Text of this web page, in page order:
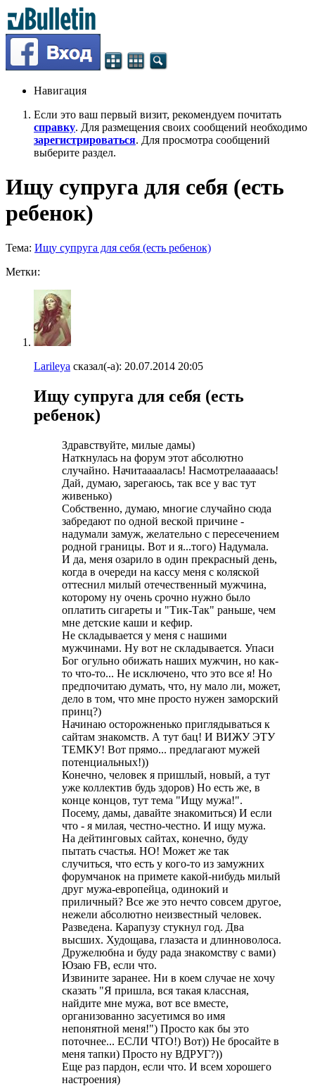
Навигация
Если это ваш первый визит, рекомендуем почитать
справку. Для размещения своих сообщений необходимо
зарегистрироваться. Для просмотра сообщений
выберите раздел.
Ищу супруга для себя (есть
ребенок)
Тема: Ищу супруга для себя (есть ребенок)
Метки:
Larileya сказал(-а): 20.07.2014 20:05
Ищу супруга для себя (есть
ребенок)
Здравствуйте, милые дамы)
Наткнулась на форум этот абсолютно
случайно. Начитаааалась! Насмотрелааааась!
Дай, думаю, зарегаюсь, так все у вас тут
живенько)
Собственно, думаю, многие случайно сюда
забредают по одной веской причине -
надумали замуж, желательно с пересечением
родной границы. Вот и я...того) Надумала.
И да, меня озарило в один прекрасный день,
когда в очереди на кассу меня с коляской
оттеснил милый отечественный мужчина,
которому ну очень срочно нужно было
оплатить сигареты и "Тик-Так" раньше, чем
мне детские каши и кефир.
Не складывается у меня с нашими
мужчинами. Ну вот не складывается. Упаси
Бог огульно обижать наших мужчин, но как-
то что-то... Не исключено, что это все я! Но
предпочитаю думать, что, ну мало ли, может,
дело в том, что мне просто нужен заморский
принц?)
Начинаю осторожненько приглядываться к
сайтам знакомств. А тут бац! И ВИЖУ ЭТУ
ТЕМКУ! Вот прямо... предлагают мужей
потенциальных!))
Конечно, человек я пришлый, новый, а тут
уже коллектив будь здоров) Но есть же, в
конце концов, тут тема "Ищу мужа!".
Посему, дамы, давайте знакомиться) И если
что - я милая, честно-честно. И ищу мужа.
На дейтинговых сайтах, конечно, буду
пытать счастья. НО! Может же так
случиться, что есть у кого-то из замужних
форумчанок на примете какой-нибудь милый
друг мужа-европейца, одинокий и
приличный? Все же это нечто совсем другое,
нежели абсолютно неизвестный человек.
Разведена. Карапузу стукнул год. Два
высших. Худощава, глазаста и длинноволоса.
Дружелюбна и буду рада знакомству с вами)
Юзаю FB, если что.
Извините заранее. Ни в коем случае не хочу
сказать "Я пришла, вся такая классная,
найдите мне мужа, вот все вместе,
организованно засуетимся во имя
непонятной меня!") Просто как бы это
поточнее... ЕСЛИ ЧТО!) Вот)) Не бросайте в
меня тапки) Просто ну ВДРУГ?))
Еще раз пардон, если что. И всем хорошего
настроения)